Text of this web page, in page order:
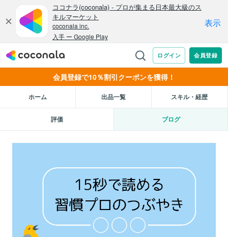
会員登録で10％割引クーポンを獲得！
ホーム 出品一覧 スキル・経歴
評価 ブログ